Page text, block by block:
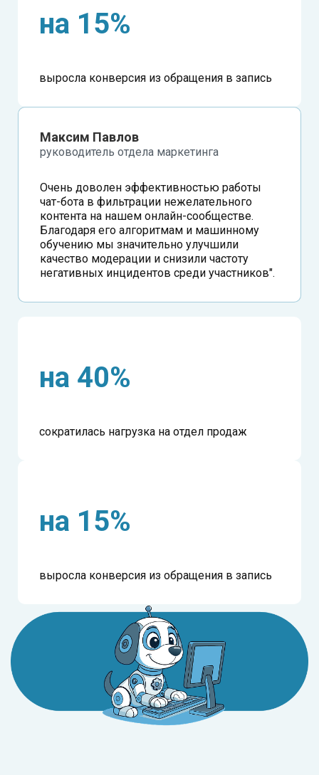
на 15%
выросла конверсия из обращения в запись
Максим Павлов
руководитель отдела маркетинга
Очень доволен эффективностью работы
чат-бота в фильтрации нежелательного
контента на нашем онлайн-сообществе.
Благодаря его алгоритмам и машинному
обучению мы значительно улучшили
качество модерации и снизили частоту
негативных инцидентов среди участников".
на 40%
сократилась нагрузка на отдел продаж
на 15%
выросла конверсия из обращения в запись